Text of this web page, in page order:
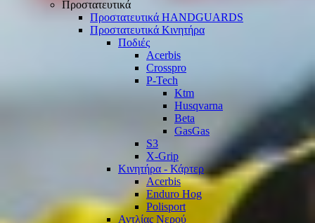
Προστατευτικά
Προστατευτικά HANDGUARDS
Προστατευτικά Κινητήρα
Ποδιές
Acerbis
Crosspro
P-Tech
Ktm
Husqvarna
Beta
GasGas
S3
X-Grip
Κινητήρα - Κάρτερ
Acerbis
Enduro Hog
Polisport
Αντλίας Νερού